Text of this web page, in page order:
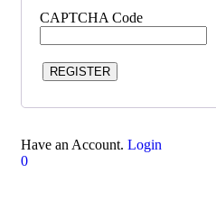
CAPTCHA Code
REGISTER
Have an Account. Login
0